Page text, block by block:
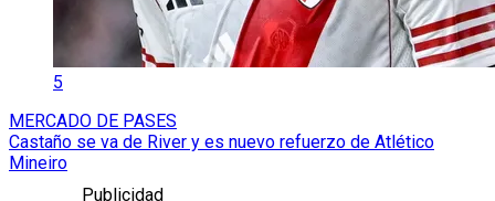
5
MERCADO DE PASES
Castaño se va de River y es nuevo refuerzo de Atlético
Mineiro
Publicidad